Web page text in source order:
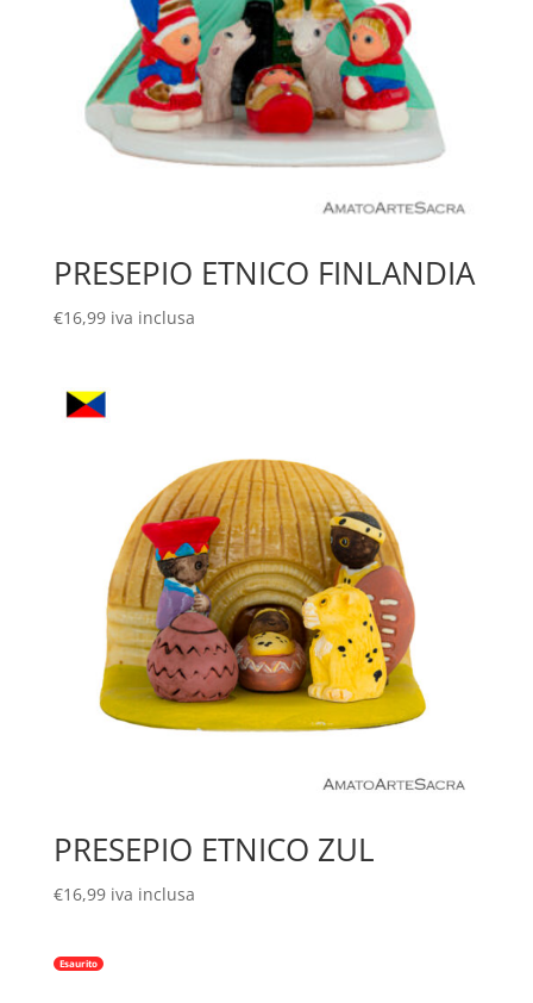
PRESEPIO ETNICO FINLANDIA
€16,99 iva inclusa
PRESEPIO ETNICO ZUL
€16,99 iva inclusa
Esaurito